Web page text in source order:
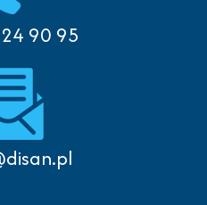
90 95